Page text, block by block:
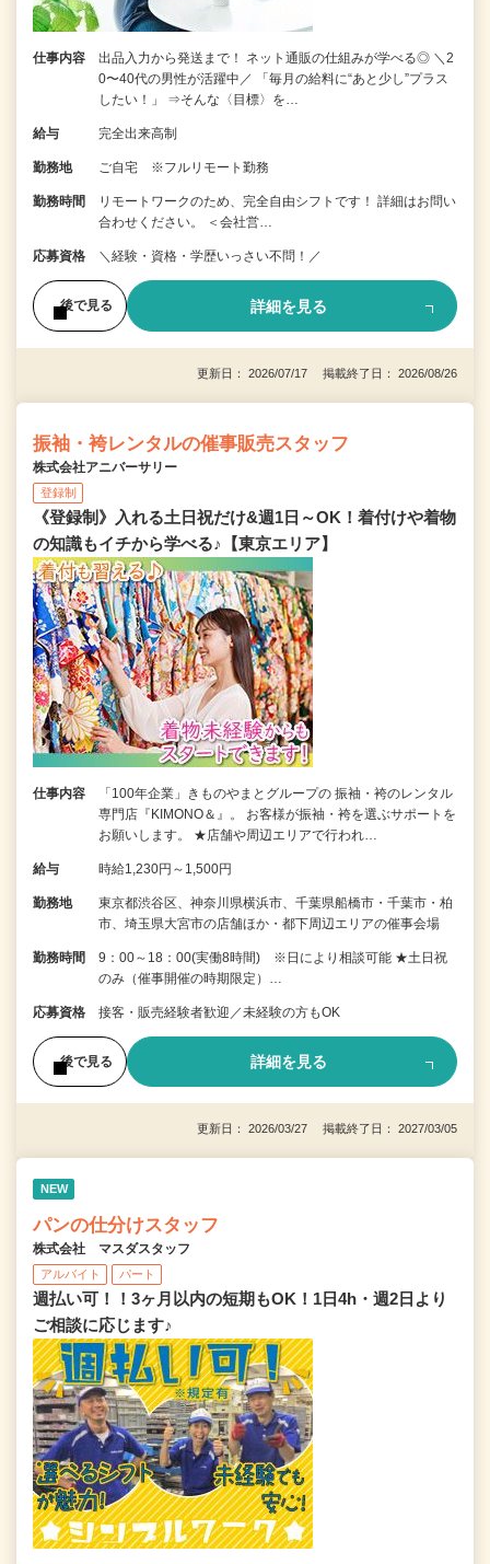
仕事内容
出品入力から発送まで！ ネット通販の仕組みが学べる◎ ＼2
0〜40代の男性が活躍中／ 「毎月の給料に“あと少し”プラス
したい！」 ⇒そんな〈目標〉を…
給与 完全出来高制
勤務地 ご自宅 ※フルリモート勤務
勤務時間
リモートワークのため、完全自由シフトです！ 詳細はお問い
合わせください。 ＜会社営…
応募資格 ＼経験・資格・学歴いっさい不問！／
後で見る 詳細を見る
更新日： 2026/07/17 掲載終了日： 2026/08/26
振袖・袴レンタルの催事販売スタッフ
株式会社アニバーサリー
登録制
《登録制》入れる土日祝だけ&週1日～OK！着付けや着物
の知識もイチから学べる♪【東京エリア】
仕事内容
「100年企業」きものやまとグループの 振袖・袴のレンタル
専門店『KIMONO＆』。 お客様が振袖・袴を選ぶサポートを
お願いします。 ★店舗や周辺エリアで行われ…
給与 時給1,230円～1,500円
勤務地
東京都渋谷区、神奈川県横浜市、千葉県船橋市・千葉市・柏
市、埼玉県大宮市の店舗ほか・都下周辺エリアの催事会場
勤務時間
9：00～18：00(実働8時間) ※日により相談可能 ★土日祝
のみ（催事開催の時期限定）…
応募資格 接客・販売経験者歓迎／未経験の方もOK
後で見る 詳細を見る
更新日： 2026/03/27 掲載終了日： 2027/03/05
NEW
パンの仕分けスタッフ
株式会社 マスダスタッフ
アルバイト パート
週払い可！！3ヶ月以内の短期もOK！1日4h・週2日より
ご相談に応じます♪